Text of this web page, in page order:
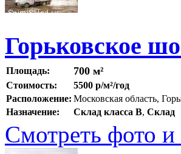
Горьковское
Площадь: 700 м²
Стоимость:
5500 р/м²/год
Расположение: Московская область,
Назначение:
Склад класса B, Склад
Смотреть фото и